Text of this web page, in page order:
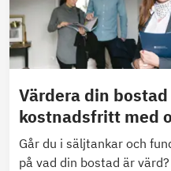
Värdera din bostad
kostnadsfritt med
Går du i säljtankar och
på vad din bostad är värd?